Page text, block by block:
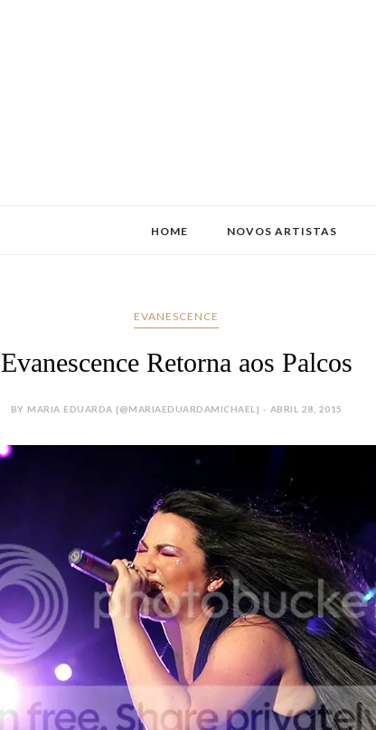
HOME NOVOS ARTISTAS
EVANESCENCE
Evanescence Retorna aos Palcos
BY MARIA EDUARDA {@MARIAEDUARDAMICHAEL} - ABRIL 28, 2015